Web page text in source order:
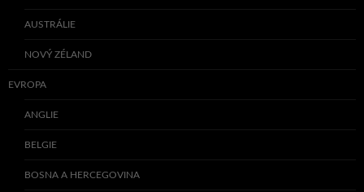
AUSTRÁLIE
NOVÝ ZÉLAND
EVROPA
ANGLIE
BELGIE
BOSNA A HERCEGOVINA